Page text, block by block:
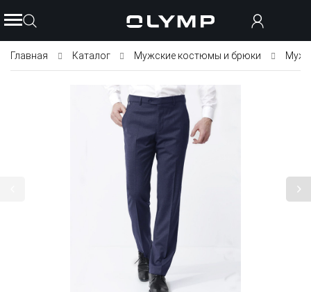
Главная Каталог Мужские костюмы и брюки